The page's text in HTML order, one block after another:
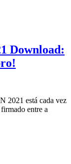
Download:
2021 está cada vez
entre a